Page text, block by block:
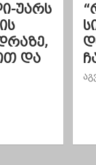
უარს
და